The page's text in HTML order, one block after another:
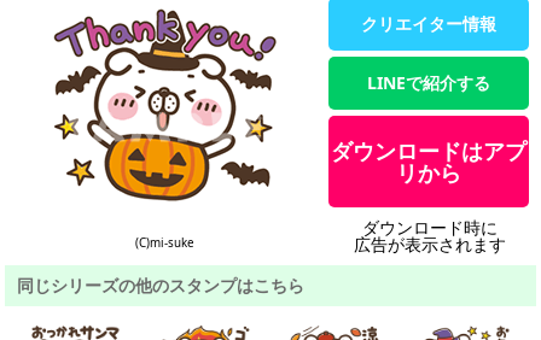
(C)mi-suke
クリエイター情報
LINEで紹介する
ダウンロードはアプ
リから
ダウンロード時に
広告が表示されます
同じシリーズの他のスタンプはこちら